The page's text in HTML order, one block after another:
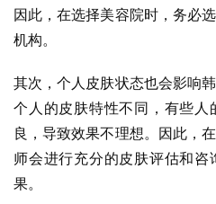
因此，在选择美容院时，务必
机构。
其次，个人皮肤状态也会影响
个人的皮肤特性不同，有些人
良，导致效果不理想。因此，
师会进行充分的皮肤评估和
果。